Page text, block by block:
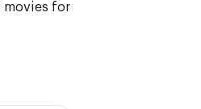
movies for